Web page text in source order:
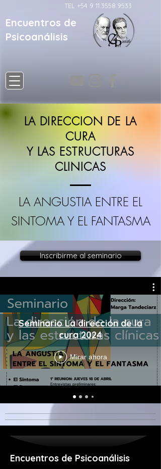
TEL +54 9 11.3558.9533
Encuentros de
Psicoanálisis
LA DIRECCION DE LA
CURA
Y LAS ESTRUCTURAS
CLINICAS
LA ANGUSTIA ENTRE EL
SINTOMA Y EL FANTASMA
Inscribirme al seminario
Seminario La dirección de la
cura 2024
Mirar ahora
Encuentros de Psicoanálisis​